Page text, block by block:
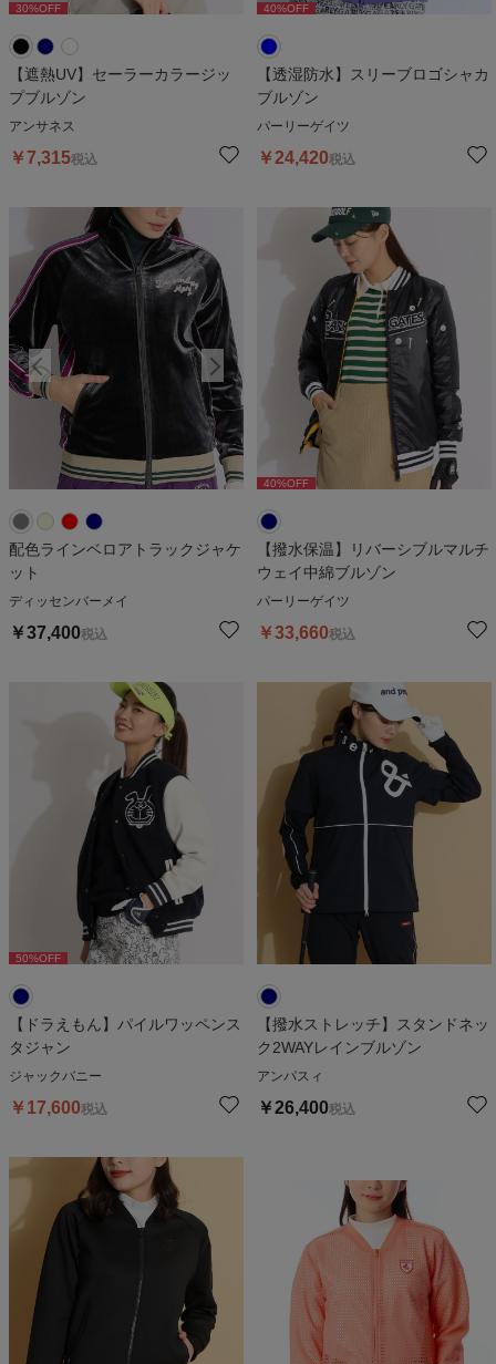
30%OFF %OFF
【遮熱UV】セーラーカラージッ
プブルゾン
アンサネス
￥7,315税込
40%OFF
【透湿防水】スリーブロゴシャカ
ブルゾン
パーリーゲイツ
￥24,420税込
配色ラインベロアトラックジャケ
ット
ディッセンバーメイ
￥37,400税込
40%OFF
【撥水保温】リバーシブルマルチ
ウェイ中綿ブルゾン
パーリーゲイツ
￥33,660税込
50%OFF
【ドラえもん】パイルワッペンス
タジャン
ジャックバニー
￥ 17,600税込
【撥水ストレッチ】スタンドネッ
ク2WAYレインブルゾン
アンパスィ
￥26,400税込